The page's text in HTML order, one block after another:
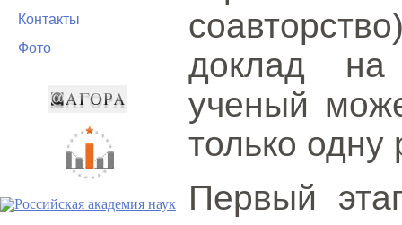
Контакты
Фото
доклад на
ученый
только одну
Первый